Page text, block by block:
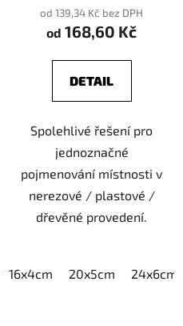
30x7,5cm 40x10cm
od 139,34 Kč bez DPH
od 168,60 Kč
DETAIL
Spolehlivé řešení pro
jednoznačné
pojmenování místnosti v
nerezové / plastové /
dřevěné provedení.
16x4cm 20x5cm 24x6cm